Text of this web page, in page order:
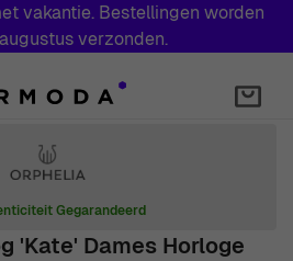
vakantie. Bestellingen worden
verzonden.
'Kate' Dames Horloge
Gegarandeerd